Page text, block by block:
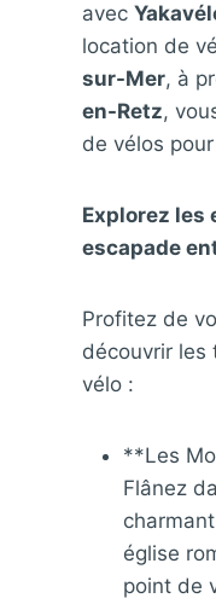
avec
location de
sur-Mer, à
en-Retz,
de vélos
Explorez les
escapade
Profitez de
découvrir les
vélo :
**Les
Flânez
église
point de